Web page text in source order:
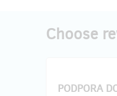
Choose
PODPORA